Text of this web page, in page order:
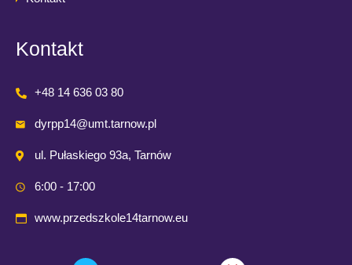
Kontakt
+48 14 636 03 80
dyrpp14@umt.tarnow.pl
ul. Pułaskiego 93a, Tarnów
6:00 - 17:00
www.przedszkole14tarnow.eu